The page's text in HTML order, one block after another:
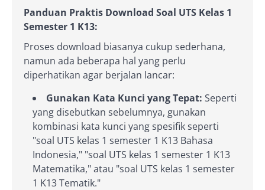
Panduan Praktis Download Soal UTS Kelas 1
Semester 1 K13:
Proses download biasanya cukup sederhana,
namun ada beberapa hal yang perlu
diperhatikan agar berjalan lancar:
Gunakan Kata Kunci yang Tepat: Seperti
yang disebutkan sebelumnya, gunakan
kombinasi kata kunci yang spesifik seperti
"soal UTS kelas 1 semester 1 K13 Bahasa
Indonesia," "soal UTS kelas 1 semester 1 K13
Matematika," atau "soal UTS kelas 1 semester
1 K13 Tematik."